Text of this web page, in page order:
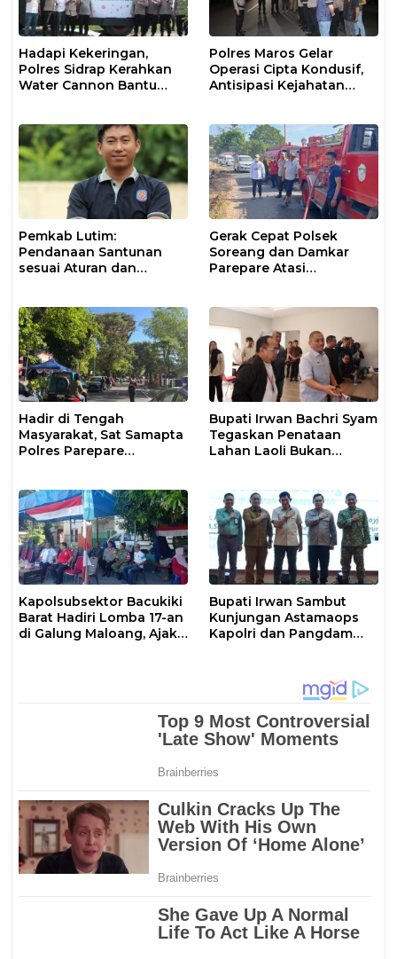
Hadapi Kekeringan,
Polres Sidrap Kerahkan
Water Cannon Bantu
Polres Maros Gelar
Operasi Cipta Kondusif,
Antisipasi Kejahatan
Pemkab Lutim:
Pendanaan Santunan
sesuai Aturan dan
Gerak Cepat Polsek
Soreang dan Damkar
Parepare Atasi
Hadir di Tengah
Masyarakat, Sat Samapta
Polres Parepare
Bupati Irwan Bachri Syam
Tegaskan Penataan
Lahan Laoli Bukan
Kapolsubsektor Bacukiki
Barat Hadiri Lomba 17-an
di Galung Maloang, Ajak
Bupati Irwan Sambut
Kunjungan Astamaops
Kapolri dan Pangdam